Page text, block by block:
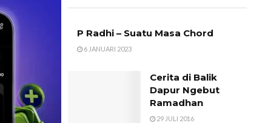
P Radhi – Suatu Masa Chord
6 JANUARI 2023
Cerita di Balik
Dapur Ngebut
Ramadhan
29 JULI 2016